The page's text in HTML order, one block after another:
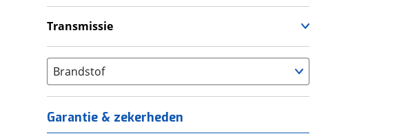
Transmissie
Brandstof
Garantie & zekerheden